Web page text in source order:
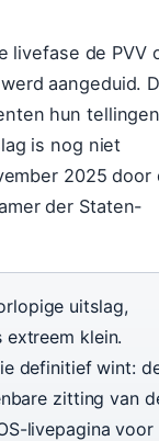
livefase de PVV
aangeduid.
hun
is nog niet
2025 door
der Staten-
uitslag,
extreem klein.
definitief wint:
zitting van
livepagina voor